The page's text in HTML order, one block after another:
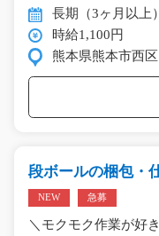
長期（3ヶ月以上）
時給1,100円
熊本県熊本市西区
段ボールの梱包・
NEW 急募
＼モクモク作業が好